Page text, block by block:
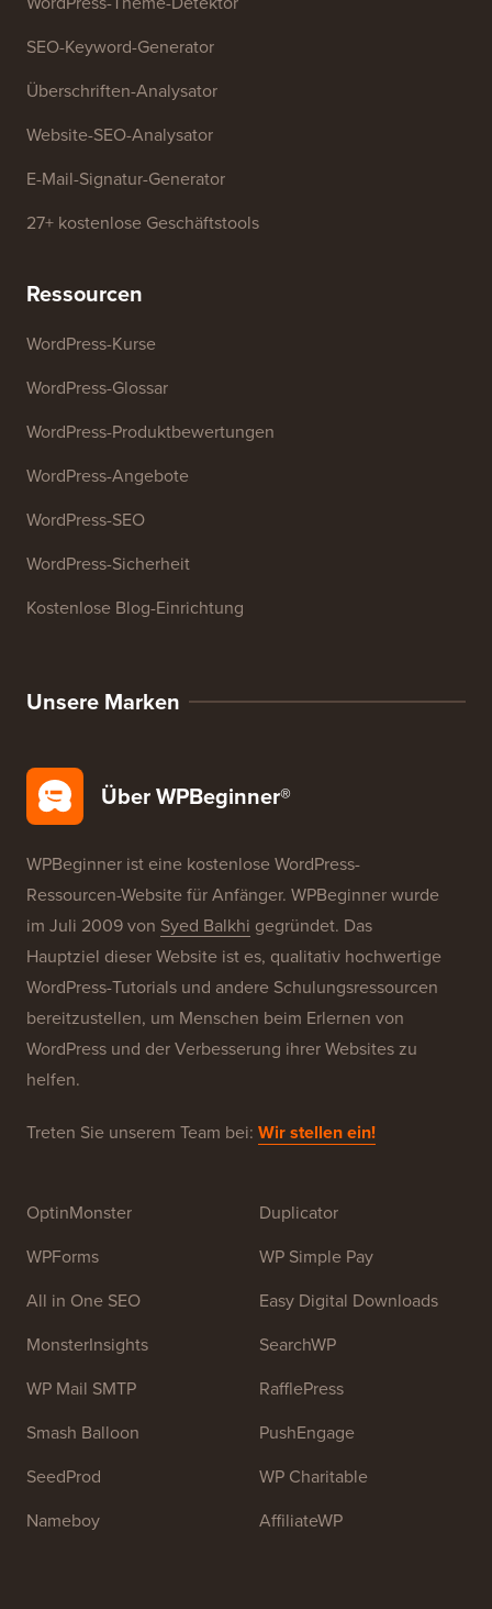
Kostenlose Tools
Generator für Geschäftsnamen
WordPress-Theme-Detektor
SEO-Keyword-Generator
Website-SEO-Analysator
E-Mail-Signatur-Generator
27+ kostenlose Geschäftstools
Ressourcen
WordPress-Kurse
WordPress-Glossar
WordPress-Produktbewertungen
WordPress-SEO
Kostenlose Blog-Einrichtung
Unsere Marken
Über WPBeginner®
WPBeginner ist eine kostenlose WordPress-
Ressourcen-Website für Anfänger. WPBeginner wurde
Hauptziel dieser Website ist es, qualitativ hochwertige
WordPress und der Verbesserung ihrer Websites zu
helfen.
Treten Sie unserem Team bei: Wir stellen ein!
OptinMonster
WPForms
All in One SEO
Duplicator
WP Simple Pay
Easy Digital Downloads